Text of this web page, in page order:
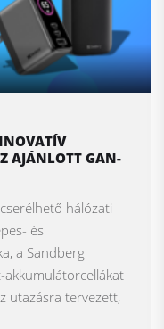
AJÁNLOTT GAN-
hálózati
és
a Sandberg
akkumulátorcellákat
utazásra tervezett,